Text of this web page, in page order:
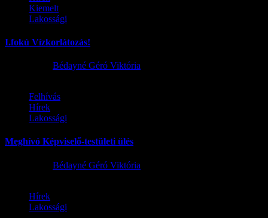
Kiemelt
Lakossági
I.fokú Vízkorlátozás!
Bédayné Géró Viktória
Felhívás
Hírek
Lakossági
Meghívó Képviselő-testületi ülés
Bédayné Géró Viktória
Hírek
Lakossági